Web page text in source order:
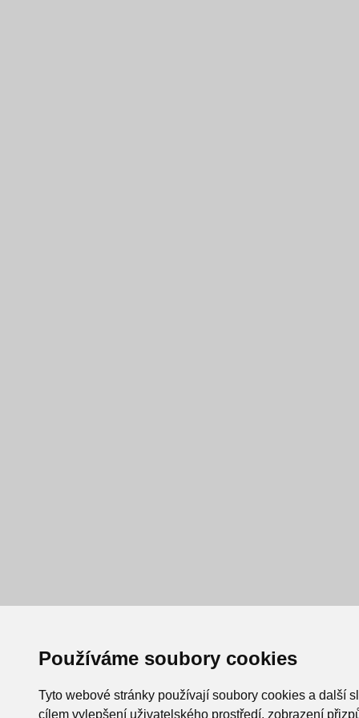
Používáme soubory cookies
Tyto webové stránky používají soubory cookies a další
cílem vylepšení uživatelského prostředí, zobrazení